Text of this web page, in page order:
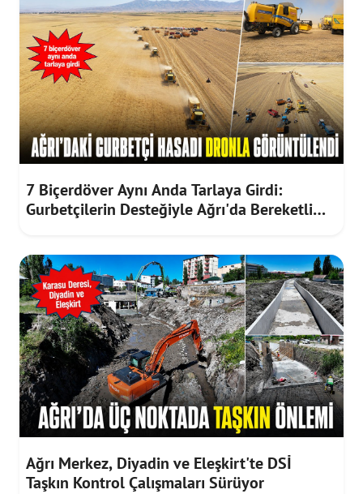
7 Biçerdöver Aynı Anda Tarlaya Girdi:
Gurbetçilerin Desteğiyle Ağrı'da Bereketli
Ağrı Merkez, Diyadin ve Eleşkirt'te DSİ
Taşkın Kontrol Çalışmaları Sürüyor